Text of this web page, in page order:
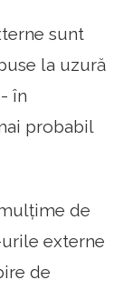
sunt
la uzură
în
probabil
de
externe
de